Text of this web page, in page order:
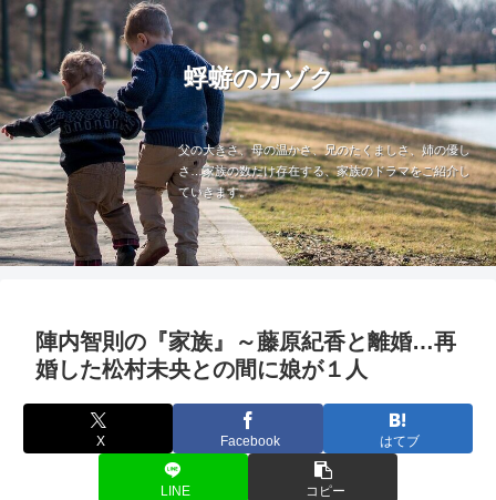
蜉蝣のカゾク
父の大きさ、母の温かさ、兄のたくましさ、姉の優し
さ…家族の数だけ存在する、家族のドラマをご紹介し
ていきます。
陣内智則の『家族』～藤原紀香と離婚…再
婚した松村未央との間に娘が１人
X Facebook はてブ
LINE コピー